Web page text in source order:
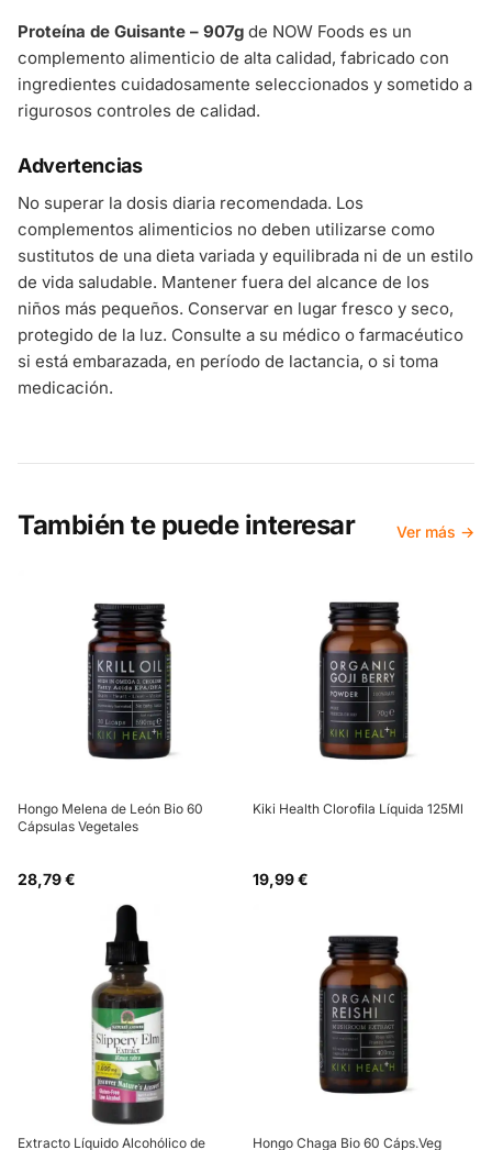
Proteína de Guisante – 907g de NOW Foods es un
complemento alimenticio de alta calidad, fabricado con
ingredientes cuidadosamente seleccionados y sometido a
rigurosos controles de calidad.
Advertencias
No superar la dosis diaria recomendada. Los
complementos alimenticios no deben utilizarse como
sustitutos de una dieta variada y equilibrada ni de un estilo
de vida saludable. Mantener fuera del alcance de los
niños más pequeños. Conservar en lugar fresco y seco,
protegido de la luz. Consulte a su médico o farmacéutico
si está embarazada, en período de lactancia, o si toma
medicación.
También te puede interesar Ver más →
Hongo Melena de León Bio 60
Cápsulas Vegetales
28,79 €
Kiki Health Clorofila Líquida 125Ml
19,99 €
Extracto Líquido Alcohólico de Hongo Chaga Bio 60 Cáps.Veg